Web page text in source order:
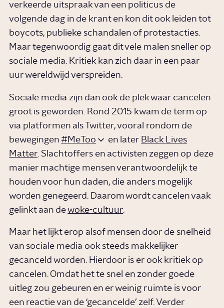
verkeerde uitspraak van een politicus de
volgende dag in de krant en kon dit ook leiden tot
boycots, publieke schandalen of protestacties.
Maar tegenwoordig gaat dit vele malen sneller op
sociale media. Kritiek kan zich daar in een paar
uur wereldwijd verspreiden.
Sociale media zijn dan ook de plek waar cancelen
groot is geworden. Rond 2015 kwam de term op
via platformen als Twitter, vooral rondom de
bewegingen#MeToo en later Black Lives
Matter. Slachtoffers en activisten zeggen op deze
manier machtige mensen verantwoordelijk te
houden voor hun daden, die anders mogelijk
worden genegeerd. Daarom wordt cancelen vaak
gelinkt aan dewoke-cultuur.
Maar het lijkt erop alsof mensen door de snelheid
van sociale media ook steeds makkelijker
gecanceld worden. Hierdoor is er ook kritiek op
cancelen. Omdat het te snel en zonder goede
uitleg zou gebeuren en er weinig ruimte is voor
een reactie van de ‘gecancelde’ zelf. Verder